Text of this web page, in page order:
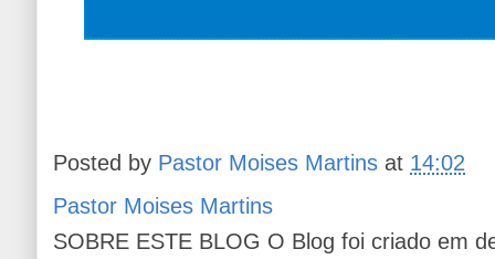
Posted by Pastor Moises Martins at 14:02
Pastor Moises Martins
SOBRE ESTE BLOG O Blog foi criado em